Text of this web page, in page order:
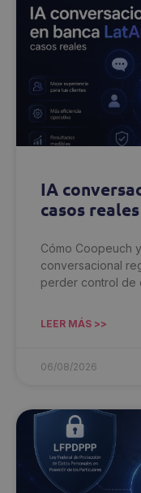
IA
casos reales
Cómo Coopeuch
conversacional
perder control de
LEER MÁS >>
06/08/2026